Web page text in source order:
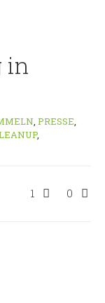
in
, PRESSE,
,
1 0